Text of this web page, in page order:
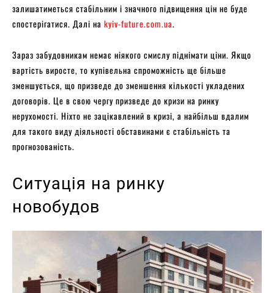
залишатиметься стабільним і значного підвищення цін не буде
спостерігатися. Далі на kyiv-future.com.ua.
Зараз забудовникам немає ніякого смислу піднімати ціни. Якщо
вартість виросте, то купівельна спроможність ще більше
зменшується, що призведе до зменшення кількості укладених
договорів. Це в свою чергу призведе до кризи на ринку
нерухомості. Ніхто не зацікавлений в кризі, а найбільш вдалим
для такого виду діяльності обставинами є стабільність та
прогнозованість.
Ситуація на ринку
новобудов